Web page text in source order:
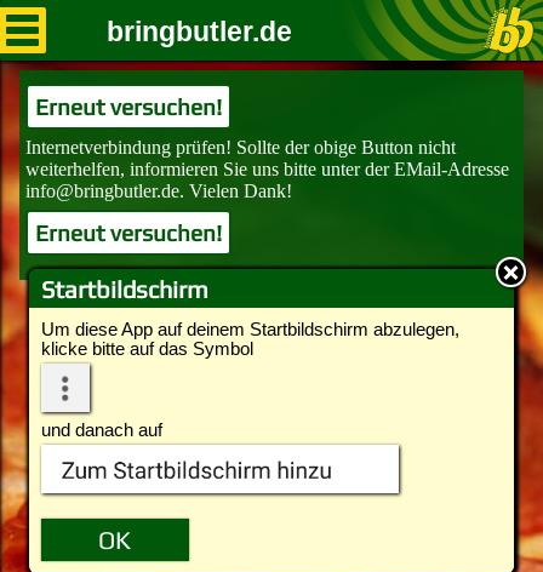
Startbildschirm
Um diese App auf deinem Startbildschirm abzulegen,
klicke bitte auf das Symbol
und danach auf
bringbutler.de
Erneut versuchen!
Erneut versuchen!